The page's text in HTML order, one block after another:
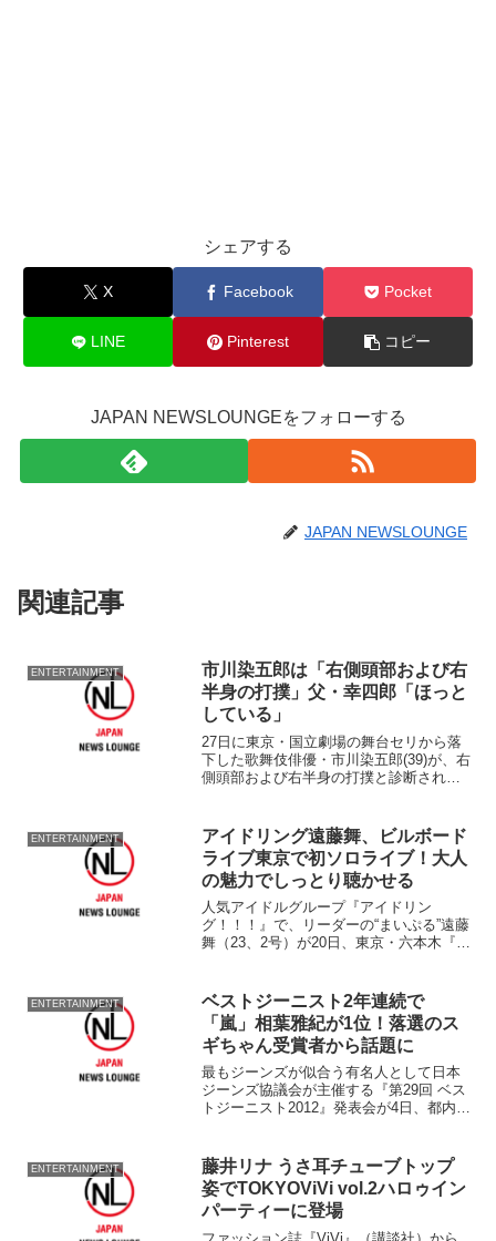
シェアする
X Facebook Pocket
LINE Pinterest コピー
JAPAN NEWSLOUNGEをフォローする
JAPAN NEWSLOUNGE
関連記事
ENTERTAINMENT
市川染五郎は「右側頭部および右
半身の打撲」父・幸四郎「ほっと
している」
27日に東京・国立劇場の舞台セリから落
下した歌舞伎俳優・市川染五郎(39)が、右
側頭部および右半身の打撲と診断された
した染五郎のケガの状況は、28日午前2時
30...
ENTERTAINMENT
アイドリング遠藤舞、ビルボード
ライブ東京で初ソロライブ！大人
の魅力でしっとり聴かせる
人気アイドルグループ『アイドリン
グ！！！』で、リーダーの“まいぷる”遠藤
舞（23、2号）が20日、東京・六本木『東
ライブ「『舞』＠BillboardTokyo」を行
っ...
ENTERTAINMENT
ベストジーニスト2年連続で
「嵐」相葉雅紀が1位！落選のス
ギちゃん受賞者から話題に
最もジーンズが似合う有名人として日本
ジーンズ協議会が主催する『第29回 ベス
トジーニスト2012』発表会が4日、都内で
グループ『嵐』の相葉雅紀（29）が2年連
続で...
ENTERTAINMENT
藤井リナ うさ耳チューブトップ
姿でTOKYOViVi vol.2ハロゥイン
パーティーに登場